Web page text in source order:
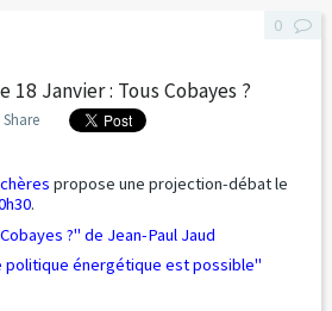
Janvier : Tous Cobayes ?
Share
propose une projection-débat le
.
?" de Jean-Paul Jaud
politique énergétique est possible"
0